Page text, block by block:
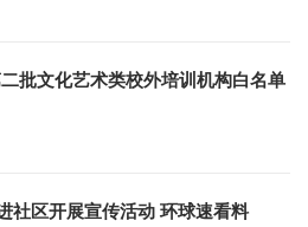
批文化艺术类校外培训机构白名单
社区开展宣传活动 环球速看料